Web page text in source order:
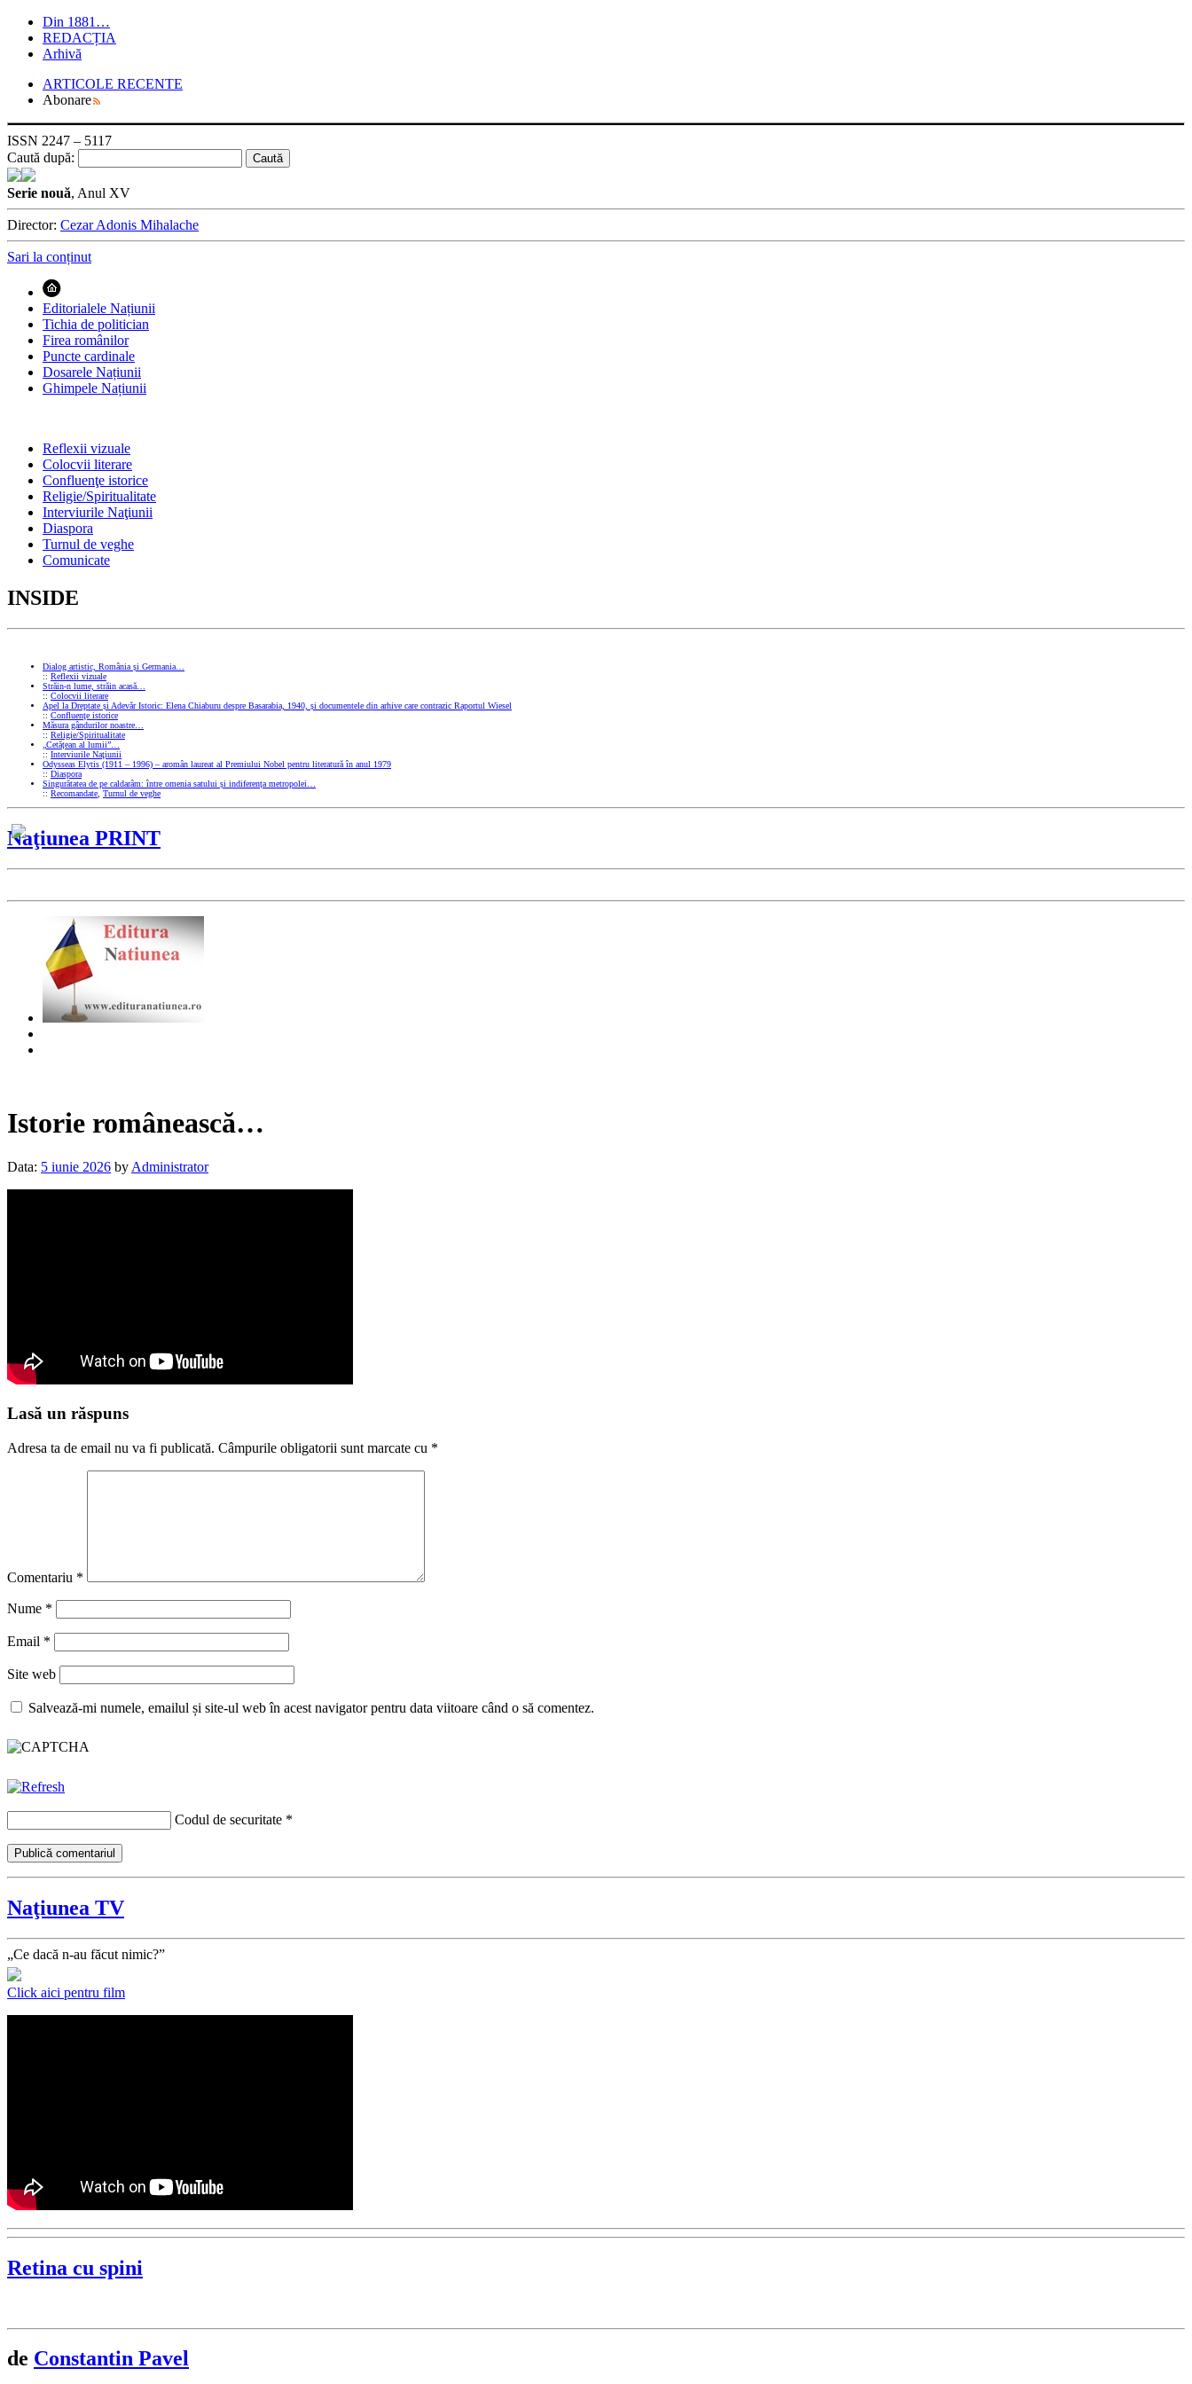
Din 1881…
REDACȚIA
Arhivă
ARTICOLE RECENTE
Abonare
ISSN 2247 – 5117
Caută după:
Serie nouă, Anul XV
Director: Cezar Adonis Mihalache
Sari la conținut
Editorialele Națiunii
Tichia de politician
Firea românilor
Puncte cardinale
Dosarele Națiunii
Ghimpele Națiunii
Reflexii vizuale
Colocvii literare
Confluenţe istorice
Religie/Spiritualitate
Interviurile Naţiunii
Diaspora
Turnul de veghe
Comunicate
INSIDE
Dialog artistic, România și Germania…
:: Reflexii vizuale
Străin-n lume, străin acasă…
:: Colocvii literare
Apel la Dreptate și Adevăr Istoric: Elena Chiaburu despre Basarabia, 1940, și documentele din arhive care contrazic Raportul Wiesel
:: Confluenţe istorice
Măsura gândurilor noastre…
:: Religie/Spiritualitate
„Cetățean al lumii”…
:: Interviurile Naţiunii
Odysseas Elytis (1911 – 1996) – aromân laureat al Premiului Nobel pentru literatură în anul 1979
:: Diaspora
Singurătatea de pe caldarâm: între omenia satului și indiferența metropolei…
:: Recomandate Turnul de veghe
Naţiunea PRINT
Istorie românească…
Data: 5 iunie 2026 by Administrator
Lasă un răspuns
Adresa ta de email nu va fi publicată. Câmpurile obligatorii sunt marcate cu *
Comentariu *
Nume *
Email *
Site web
Salvează-mi numele, emailul și site-ul web în acest navigator pentru data viitoare când o să comentez.
Codul de securitate *
Naţiunea TV
„Ce dacă n-au făcut nimic?”
Click aici pentru film
Retina cu spini
de Constantin Pavel